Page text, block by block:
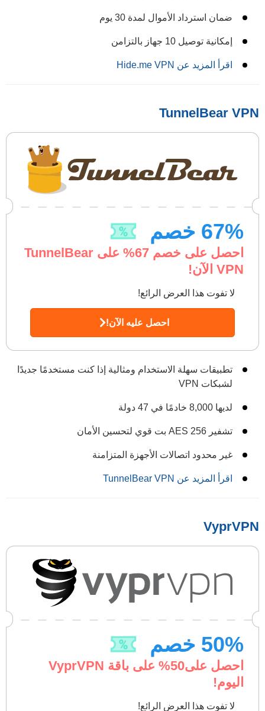
ضمان استرداد الأموال لمدة 30 يوم
إمكانية توصيل 10 جهاز بالتزامن
اقرأ المزيد عن Hide.me VPN
TunnelBear VPN
67% خصم
احصل على خصم 67
% على TunnelBear
VPN الآن!
لا تفوت هذا العرض الرائع!
احصل عليه الآن!
تطبيقات سهلة الاستخدام ومثالية إذا كنت مستخدمًا جديدًا
لشبكات VPN
لديها 8,000 خادمًا في 47 دولة
تشفير AES 256 بت قوي لتحسين الأمان
غير محدود اتصالات الأجهزة المتزامنة
اقرأ المزيد عن TunnelBear VPN
VyprVPN
50% خصم
احصل على50
% على باقة VyprVPN
اليوم!
لا تفوت هذا العرض الرائع!